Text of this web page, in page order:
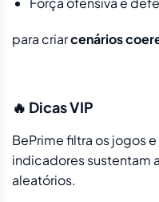
para criarcenários
🔥 Dicas VIP
BePrime filtra os jogos
indicadores sustentam
aleatórios.